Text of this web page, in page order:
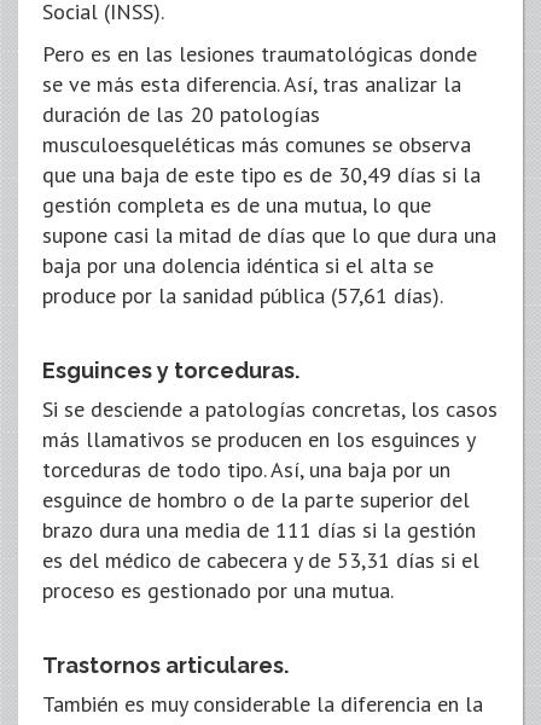
Social (INSS).
Pero es en las lesiones traumatológicas donde
se ve más esta diferencia. Así, tras analizar la
duración de las 20 patologías
musculoesqueléticas más comunes se observa
que una baja de este tipo es de 30,49 días si la
gestión completa es de una mutua, lo que
supone casi la mitad de días que lo que dura una
baja por una dolencia idéntica si el alta se
produce por la sanidad pública (57,61 días).
Esguinces y torceduras.
Si se desciende a patologías concretas, los casos
más llamativos se producen en los esguinces y
torceduras de todo tipo. Así, una baja por un
esguince de hombro o de la parte superior del
brazo dura una media de 111 días si la gestión
es del médico de cabecera y de 53,31 días si el
proceso es gestionado por una mutua.
Trastornos articulares.
También es muy considerable la diferencia en la